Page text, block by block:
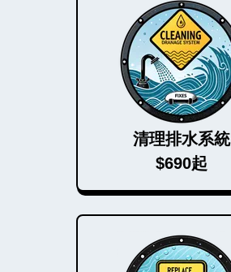
清理排水系統
$690起